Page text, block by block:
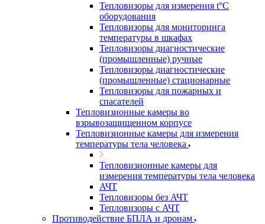
Тепловизоры для измерения t°С
оборудования
Тепловизоры для мониторинга
температуры в шкафах
Тепловизоры диагностические
(промышленные) ручные
Тепловизоры диагностические
(промышленные) стационарные
Тепловизоры для пожарных и
спасателей
Тепловизионные камеры во
взрывозащищенном корпусе
Тепловизионные камеры для измерения
температуры тела человека
Тепловизионные камеры для
измерения температуры тела человека
АЧТ
Тепловизоры без АЧТ
Тепловизоры с АЧТ
Противодействие БПЛА и дронам